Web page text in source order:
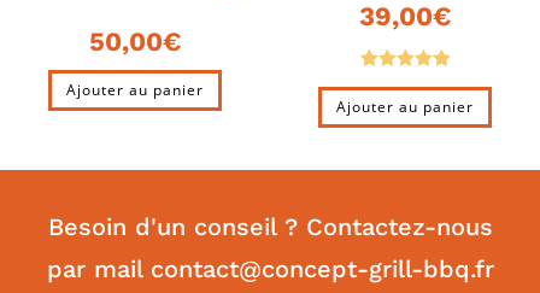
50,00€
Ajouter au panier
39,00€
Note5.00
sur 5
Ajouter au panier
Besoin d'un conseil ? Contactez-nous
par mail contact@concept-grill-bbq.fr